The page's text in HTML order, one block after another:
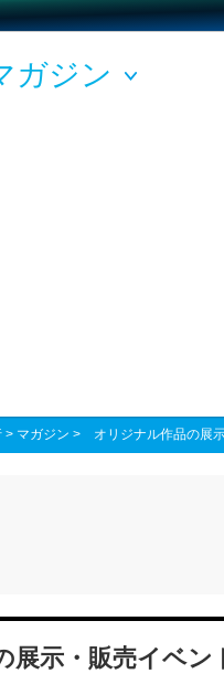
ガジン
> マガジン > オリジナル作品の展
展示・販売イベ